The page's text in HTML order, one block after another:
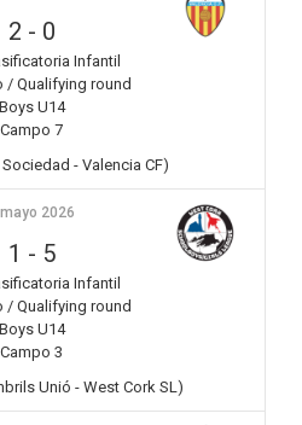
2 - 0
Infantil
/ Qualifying round
Boys U14
Campo 7
Sociedad - Valencia CF)
2026
1 - 5
Infantil
/ Qualifying round
Boys U14
Campo 3
Unió - West Cork SL)